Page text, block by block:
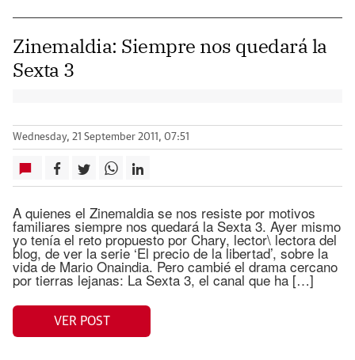
Zinemaldia: Siempre nos quedará la
Sexta 3
Wednesday, 21 September 2011, 07:51
A quienes el Zinemaldia se nos resiste por motivos
familiares siempre nos quedará la Sexta 3. Ayer mismo
yo tenía el reto propuesto por Chary, lector\ lectora del
blog, de ver la serie ‘El precio de la libertad’, sobre la
vida de Mario Onaindia. Pero cambié el drama cercano
por tierras lejanas: La Sexta 3, el canal que ha […]
VER POST